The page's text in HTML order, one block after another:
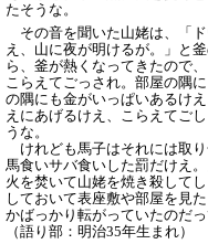
たそうな。
その音を聞いた山姥は、「
え、山に夜が明けるが。」と
ら、釜が熱くなってきたので
こらえてごっされ。部屋の隅
の隅にも金がいっぱいあるけ
えにあげるけえ、こらえてご
うな。
けれども馬子はそれには取り
馬食いサバ食いした罰だけえ
火を焚いて山姥を焼き殺して
しておいて表座敷や部屋を見
かばっかり転がっていたのだ
（語り部：明治35年生まれ）